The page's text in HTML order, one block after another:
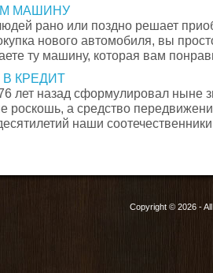
МАШИНУ
рано или поздно решает
нового автомобиля, вы
ту машину, которая вам
КРЕДИТ
лет назад сформулировал ныне
роскошь, а средство
наши
Copyright © 2026 -